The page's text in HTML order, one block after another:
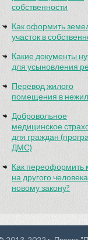
собственности
Как оформить
участок в
Какие документы
для усыновления
Перевод жилого
помещения в
Добровольное
медицинское
для граждан
ДМС)
Как переоформить
на другого
новому закону?